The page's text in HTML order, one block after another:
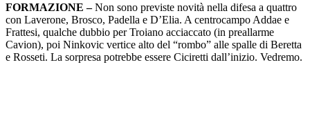
FORMAZIONE –Non sono previste novità nella difesa a quattro
con Laverone, Brosco, Padella e D’Elia. A centrocampo Addae e
Frattesi, qualche dubbio per Troiano acciaccato (in preallarme
Cavion), poi Ninkovic vertice alto del “rombo” alle spalle di Beretta
e Rosseti. La sorpresa potrebbe essere Ciciretti dall’inizio. Vedremo.